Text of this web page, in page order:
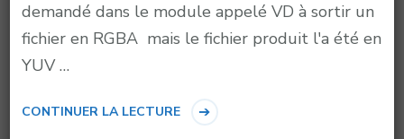
demandé dans le module appelé VD à sortir un
fichier en RGBA mais le fichier produit l'a été en
YUV …
CONTINUER LA LECTURE